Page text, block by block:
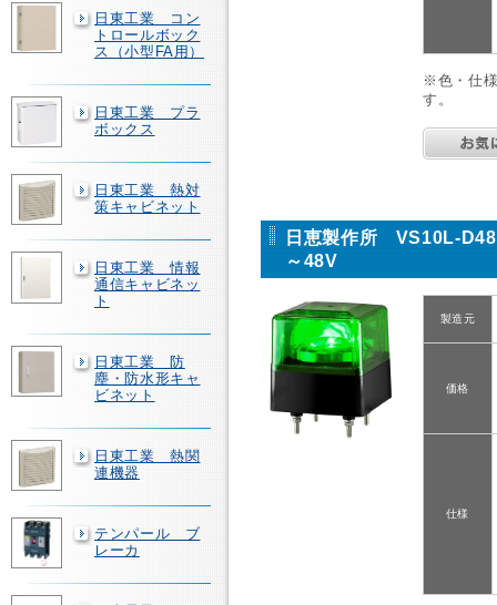
日東工業 コン
トロールボック
ス（小型FA用）
日東工業 プラ
ボックス
日東工業 熱対
策キャビネット
日東工業 情報
通信キャビネッ
ト
日東工業 防
塵・防水形キャ
ビネット
日東工業 熱関
連機器
テンパール ブ
レーカ
※色・仕
す。
日恵製作所 VS10L-
～48V
製造元
価格
仕様